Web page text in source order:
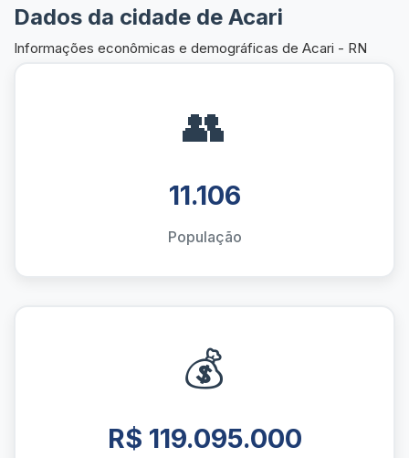
Dados da cidade de Acari
Informações econômicas e demográficas de Acari - RN
👥
11.106
População
💰
R$ 119.095.000